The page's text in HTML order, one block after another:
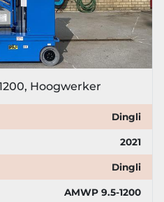
Hoogwerker
Dingli
2021
Dingli
AMWP 9.5-1200